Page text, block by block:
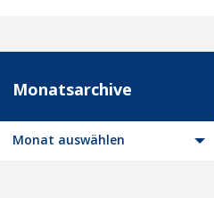
Monatsarchive
Monatsarchive
Monat auswählen